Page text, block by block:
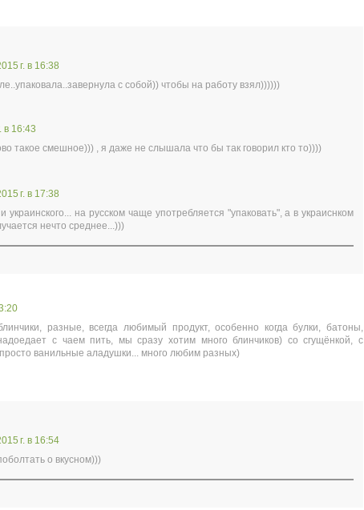
г. в 16:38
с собой)) чтобы на работу взял))))))
в 16:43
такое смешное))) , я даже не слышала что бы так говорил кто то))))
г. в 17:38
украинского... на русском чаще употребляется "упаковать", а в украиснком
нечто среднее...)))
разные, всегда любимый продукт, особенно когда булки, батоны,
с чаем пить, мы сразу хотим много блинчиков) со сгущёнкой, с
ванильные аладушки... много любим разных)
г. в 16:54
о вкусном)))